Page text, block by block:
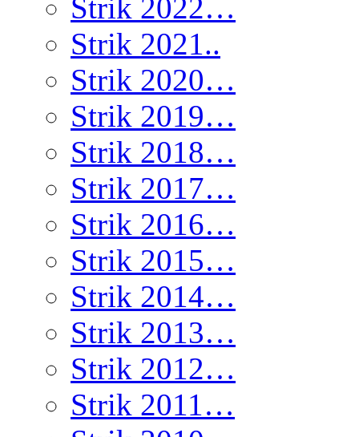
Strik 2022…
Strik 2021..
Strik 2020…
Strik 2019…
Strik 2018…
Strik 2017…
Strik 2016…
Strik 2015…
Strik 2014…
Strik 2013…
Strik 2012…
Strik 2011…